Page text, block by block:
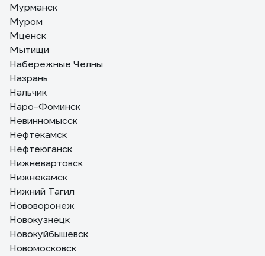
Мурманск
Муром
Мценск
Мытищи
Набережные Челны
Назрань
Нальчик
Наро-Фоминск
Невинномысск
Нефтекамск
Нефтеюганск
Нижневартовск
Нижнекамск
Нижний Тагил
Нововоронеж
Новокузнецк
Новокуйбышевск
Новомосковск